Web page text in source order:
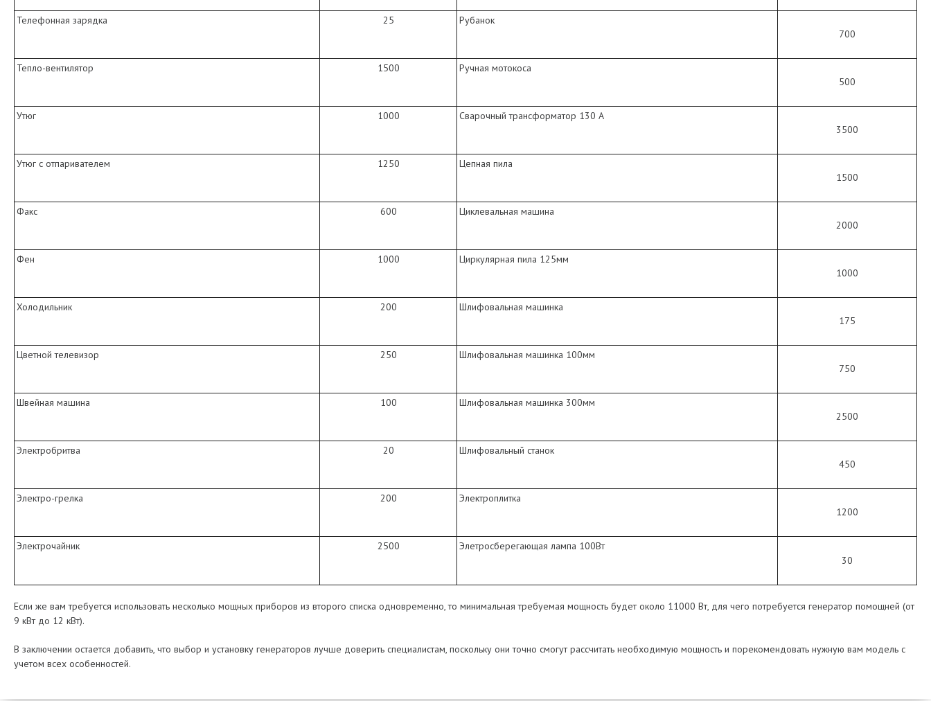
Телефонная зарядка 25
Рубанок
700
Тепло-вентилятор 1500
Ручная мотокоса
500
Утюг 1000
Сварочный трансформатор 130 А
3500
Утюг с отпаривателем 1250
Цепная пила
1500
Факс 600
Циклевальная машина
2000
Фен 1000
Циркулярная пила 125мм
1000
Холодильник 200
Шлифовальная машинка
175
Цветной телевизор 250
Шлифовальная машинка 100мм
750
Швейная машина 100
Шлифовальная машинка 300мм
2500
Электробритва 20
Шлифовальный станок
450
Электро-грелка 200
Электроплитка
1200
Электрочайник 2500
Элетросберегающая лампа 100Вт
30
Если же вам требуется использовать несколько мощных приборов из второго списка одновременно, то минимальная требуемая мощность будет около 11000 Вт, для чего потребуется генератор помощней (от
9 кВт до 12 кВт).
В заключении остается добавить, что выбор и установку генераторов лучше доверить специалистам, поскольку они точно смогут рассчитать необходимую мощность и порекомендовать нужную вам модель с
учетом всех особенностей.